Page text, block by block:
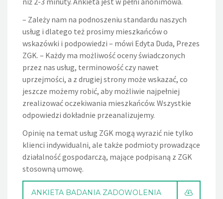
– Zależy nam na podnoszeniu standardu naszych
usług i dlatego też prosimy mieszkańców o
wskazówki i podpowiedzi – mówi Edyta Duda, Prezes
ZGK. – Każdy ma możliwość oceny świadczonych
przez nas usług, terminowość czy nawet
uprzejmości, a z drugiej strony może wskazać, co
jeszcze możemy robić, aby możliwie najpełniej
zrealizować oczekiwania mieszkańców. Wszystkie
odpowiedzi dokładnie przeanalizujemy.
Opinię na temat usług ZGK mogą wyrazić nie tylko
klienci indywidualni, ale także podmioty prowadzące
działalność gospodarczą, mające podpisaną z ZGK
stosowną umowę.
ANKIETA BADANIA ZADOWOLENIA